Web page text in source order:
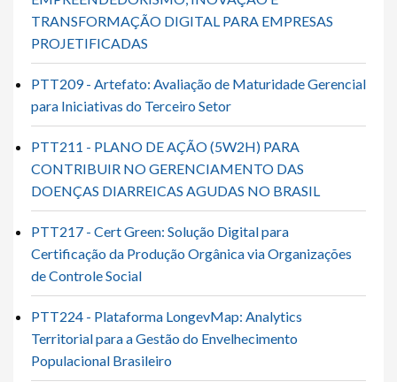
TRANSFORMAÇÃO DIGITAL PARA EMPRESAS
PROJETIFICADAS
PTT209 - Artefato: Avaliação de Maturidade Gerencial
para Iniciativas do Terceiro Setor
PTT211 - PLANO DE AÇÃO (5W2H) PARA
CONTRIBUIR NO GERENCIAMENTO DAS
DOENÇAS DIARREICAS AGUDAS NO BRASIL
PTT217 - Cert Green: Solução Digital para
Certificação da Produção Orgânica via Organizações
de Controle Social
PTT224 - Plataforma LongevMap: Analytics
Territorial para a Gestão do Envelhecimento
Populacional Brasileiro